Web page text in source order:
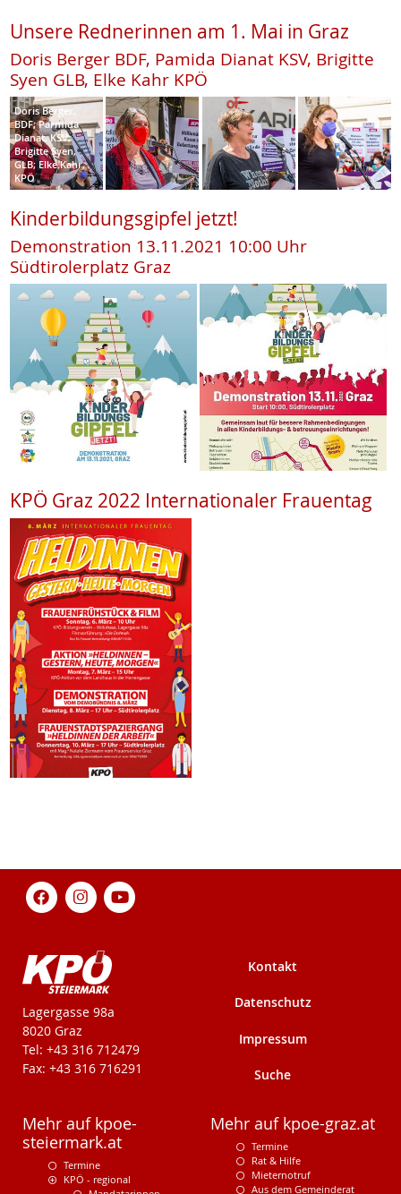
Unsere Rednerinnen am 1. Mai in Graz
Doris Berger BDF, Pamida Dianat KSV, Brigitte
Syen GLB, Elke Kahr KPÖ
Doris Berger,
BDF; Parmida
Dianat, KSV;
Brigitte Syen,
GLB; Elke Kahr,
KPÖ
Kinderbildungsgipfel jetzt!
Demonstration 13.11.2021 10:00 Uhr
Südtirolerplatz Graz
KPÖ Graz 2022 Internationaler Frauentag
KPÖ-Steiermark
Lagergasse 98a
8020 Graz
Tel: +43 316 712479
Fax: +43 316 716291
Kontakt
Datenschutz
Impressum
Suche
Mehr auf kpoe-
steiermark.at
Termine
KPÖ - regional
Mehr auf kpoe-graz.at
Termine
Rat & Hilfe
Mieternotruf
Aus dem Gemeinderat